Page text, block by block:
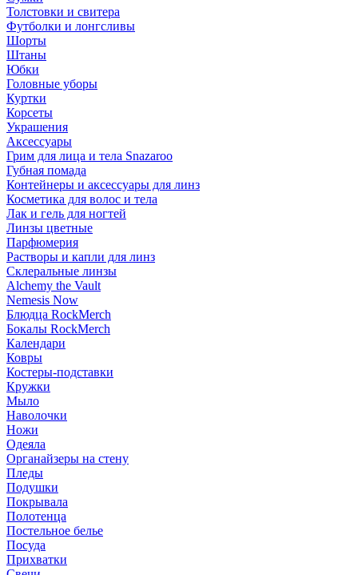
Толстовки и свитера
Футболки и лонгсливы
Шорты
Штаны
Юбки
Головные уборы
Куртки
Корсеты
Украшения
Аксессуары
Грим для лица и тела Snazaroo
Губная помада
Контейнеры и аксессуары для линз
Косметика для волос и тела
Лак и гель для ногтей
Линзы цветные
Парфюмерия
Растворы и капли для линз
Склеральные линзы
Alchemy the Vault
Nemesis Now
Блюдца RockMerch
Бокалы RockMerch
Календари
Ковры
Костеры-подставки
Кружки
Мыло
Наволочки
Ножи
Одеяла
Органайзеры на стену
Пледы
Подушки
Покрывала
Полотенца
Постельное белье
Посуда
Прихватки